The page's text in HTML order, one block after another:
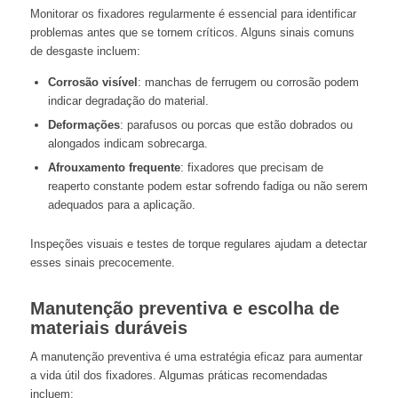
Monitorar os fixadores regularmente é essencial para identificar
problemas antes que se tornem críticos. Alguns sinais comuns
de desgaste incluem:
Corrosão visível : manchas de ferrugem ou corrosão podem
indicar degradação do material.
Deformações: parafusos ou porcas que estão dobrados ou
alongados indicam sobrecarga.
Afrouxamento frequente: fixadores que precisam de
reaperto constante podem estar sofrendo fadiga ou não serem
adequados para a aplicação.
Inspeções visuais e testes de torque regulares ajudam a detectar
esses sinais precocemente.
Manutenção preventiva e escolha de
materiais duráveis
A manutenção preventiva é uma estratégia eficaz para aumentar
a vida útil dos fixadores. Algumas práticas recomendadas
incluem: